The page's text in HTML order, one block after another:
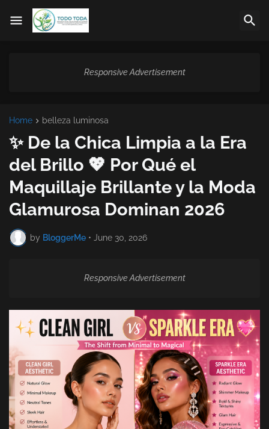
Responsive Advertisement
Home belleza luminosa
✨ De la Chica Limpia a la Era
del Brillo 💖 Por Qué el
Maquillaje Brillante y la Moda
Glamurosa Dominan 2026
by BloggerMe • June 30, 2026
Responsive Advertisement